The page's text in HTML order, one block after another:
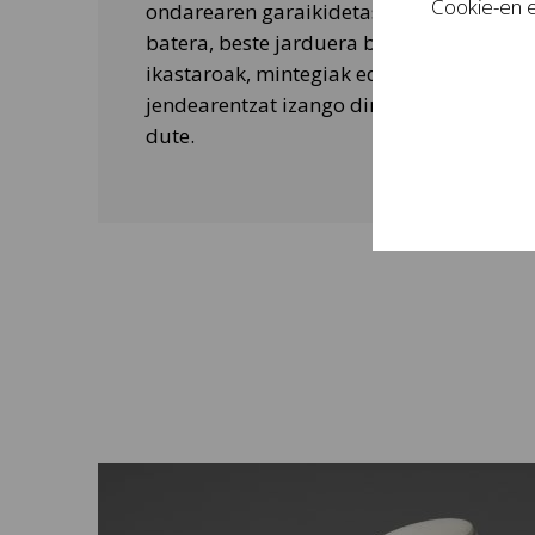
ondarearen garaikidetasuna
batera, beste jarduera batzuk ere egiten
ikastaroak, mintegiak edo tailer
jendearentzat izango dira eta bisitarien
dute.
Cookie-en